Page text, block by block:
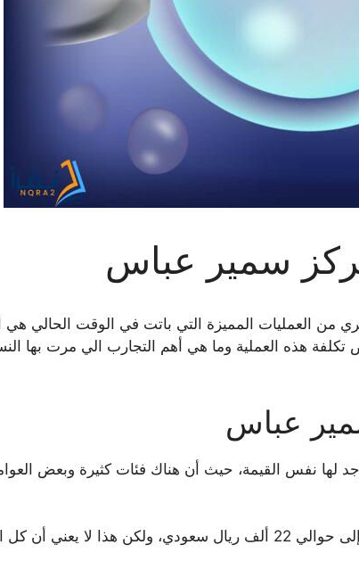
سمير عباس
العمليات المميزة التي باتت في الوقت الحالي هي
هذه العملية وما هي أهم التجارب الي مرت بها
عباس
لها نفس القيمة، حيث أن هناك فئات كثيرة وبعض
ولكن بشكل عام في الأغلب تتراوح العملية ما بين حوالي 14 ألف ريال سعودي إلى حوالي 22 ألف ريال